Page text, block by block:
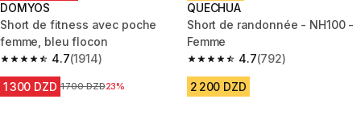
DOMYOS
Short de fitness avec poche
femme, bleu flocon
4.7
4.7 out of 5 stars from 1914 reviews
(1914)
1 300 DZD Prix avant la réduction
1 700 DZD23%
QUECHUA
Short de randonnée - NH100 -
Femme
4.7
4.7 out of 5 stars from 792
(792)
2 200 DZD